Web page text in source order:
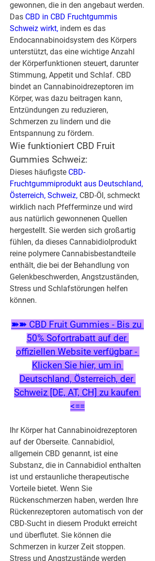
gewonnen, die in den angebaut werden.
Das CBD in CBD Fruchtgummis
Schweiz wirkt, indem es das
Endocannabinoidsystem des Körpers
unterstützt, das eine wichtige Anzahl
der Körperfunktionen steuert, darunter
Stimmung, Appetit und Schlaf. CBD
bindet an Cannabinoidrezeptoren im
Körper, was dazu beitragen kann,
Entzündungen zu reduzieren,
Schmerzen zu lindern und die
Entspannung zu fördern.
Wie funktioniert CBD Fruit
Gummies Schweiz:
Dieses häufigste CBD-
Fruchtgummiprodukt aus Deutschland,
Österreich, Schweiz, CBD-Öl, schmeckt
wirklich nach Pfefferminze und wird
aus natürlich gewonnenen Quellen
hergestellt. Sie werden sich großartig
fühlen, da dieses Cannabidiolprodukt
reine polymere Cannabisbestandteile
enthält, die bei der Behandlung von
Gelenkbeschwerden, Angstzuständen,
Stress und Schlafstörungen helfen
können.
➽➽ CBD Fruit Gummies - Bis zu
50% Sofortrabatt auf der
offiziellen Website verfügbar -
Klicken Sie hier, um in
Deutschland, Österreich, der
Schweiz [DE, AT, CH] zu kaufen
<==
Ihr Körper hat Cannabinoidrezeptoren
auf der Oberseite. Cannabidiol,
allgemein CBD genannt, ist eine
Substanz, die in Cannabidiol enthalten
ist und erstaunliche therapeutische
Vorteile bietet. Wenn Sie
Rückenschmerzen haben, werden Ihre
Rückenrezeptoren automatisch von der
CBD-Sucht in diesem Produkt erreicht
und überflutet. Sie können die
Schmerzen in kurzer Zeit stoppen.
Stress und Angstzustände werden